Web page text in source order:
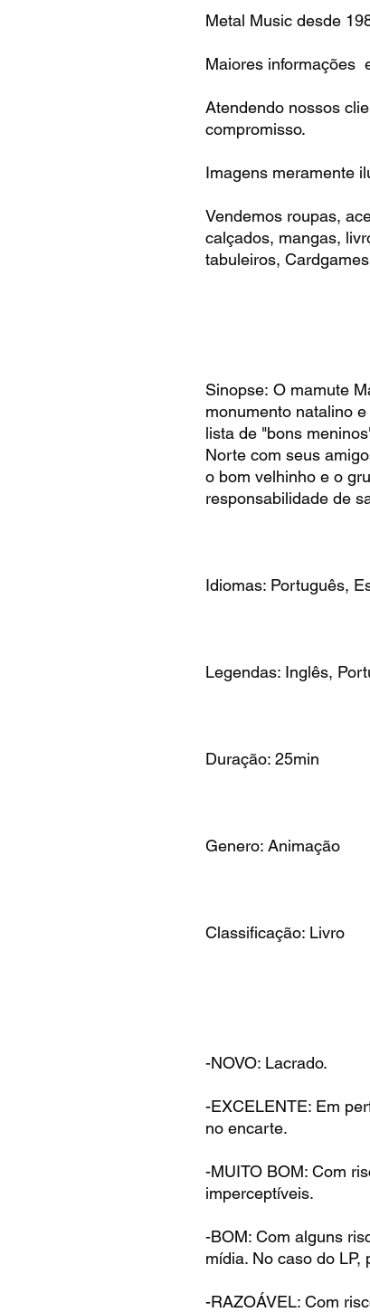
Metal Music desde
Maiores informações
Atendendo nossos
compromisso.
Imagens meramente
Vendemos roupas,
calçados, mangas,
tabuleiros,
Sinopse: O mamute
monumento natalino
lista de "bons
Norte com seus
o bom velhinho e o
responsabilidade de
Idiomas: Português,
Legendas: Inglês,
Duração: 25min
Genero: Animação
Classificação: Livro
-NOVO: Lacrado.
-EXCELENTE: Em
no encarte.
-MUITO BOM: Com
imperceptíveis.
-BOM: Com alguns
mídia. No caso do
-RAZOÁVEL: Com